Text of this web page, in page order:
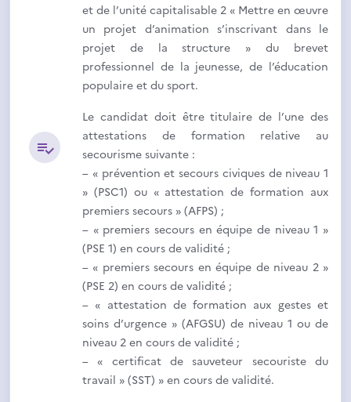
et de l’unité capitalisable 2 « Mettre en œuvre
un projet d’animation s’inscrivant dans le
projet de la structure » du brevet
professionnel de la jeunesse, de l’éducation
populaire et du sport.
Le candidat doit être titulaire de l’une des
attestations de formation relative au
secourisme suivante :
– « prévention et secours civiques de niveau 1
» (PSC1) ou « attestation de formation aux
premiers secours » (AFPS) ;
– « premiers secours en équipe de niveau 1 »
(PSE 1) en cours de validité ;
– « premiers secours en équipe de niveau 2 »
(PSE 2) en cours de validité ;
– « attestation de formation aux gestes et
soins d’urgence » (AFGSU) de niveau 1 ou de
niveau 2 en cours de validité ;
– « certificat de sauveteur secouriste du
travail » (SST) » en cours de validité.